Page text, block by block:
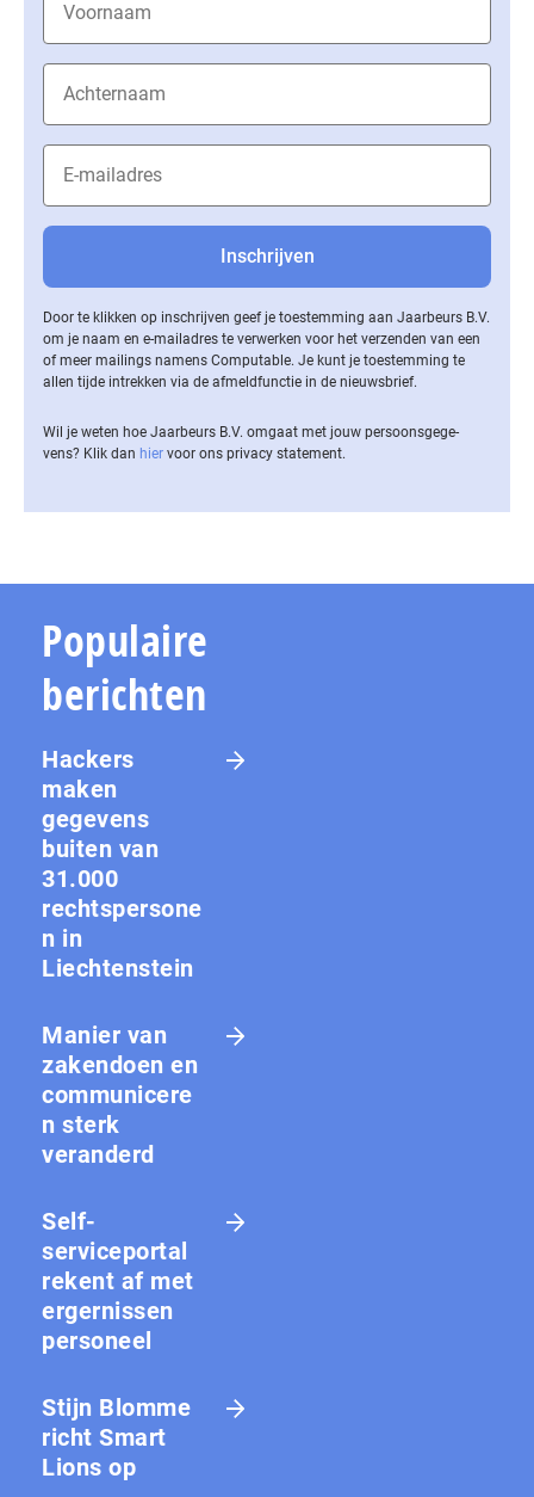
Door te klikken op inschrijven geef je toestemming aan Jaarbeurs B.V.
om je naam en e-mailadres te verwerken voor het verzenden van een
of meer mailings namens Computable. Je kunt je toestemming te
allen tijde intrekken via de af­meld­func­tie in de nieuwsbrief.
Wil je weten hoe Jaarbeurs B.V. omgaat met jouw per­soons­ge­ge­
vens? Klik dan hier voor ons privacy statement.
Populaire
berichten
Hackers
maken
gegevens
buiten van
31.000
rechtspersone
n in
Liechtenstein
Manier van
zakendoen en
communicere
n sterk
veranderd
Self-
serviceportal
rekent af met
ergernissen
personeel
Stijn Blomme
richt Smart
Lions op